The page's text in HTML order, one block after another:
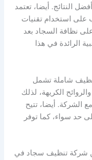
النتائج. أيضا، تعتمد
استخدام تقنيات
نظافة السجاد بعد
الرائدة في هذا
شاملة تشمل
الكريهة، لذلك
الشركة. أيضا، تتيح
حد سواء، كما توفر
شركة تنظيف سجاد في